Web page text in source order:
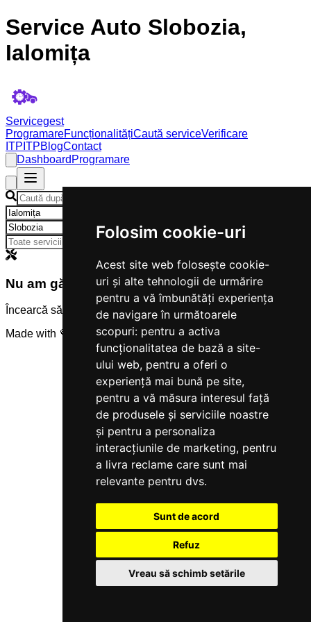
Folosim cookie-uri
Acest site web folosește cookie-
uri și alte tehnologii de urmărire
pentru a vă îmbunătăți experiența
de navigare în următoarele
scopuri: pentru a activa
funcționalitatea de bază a site-
ului web, pentru a oferi o
experiență mai bună pe site,
pentru a vă măsura interesul față
de produsele și serviciile noastre
și pentru a personaliza
interacțiunile de marketing, pentru
a livra reclame care sunt mai
relevante pentru dvs.
Sunt de acord
Refuz
Vreau să schimb setările
Service Auto Slobozia,
Ialomița
Servicegest
ProgramareFuncționalitățiCaută serviceVerificare
ITP ITPBlogContact
Dashboard Programare
×
Nu am găsit servicii
Încearcă să modifici criteriile de căutare.
Made with 💜 by
Servicegest